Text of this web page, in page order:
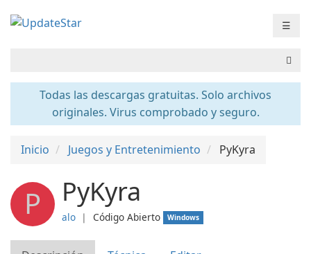
☰
Todas las descargas gratuitas. Solo archivos
originales. Virus comprobado y seguro.
Inicio Juegos y Entretenimiento PyKyra
P PyKyra
alo ❘ Código Abierto Windows